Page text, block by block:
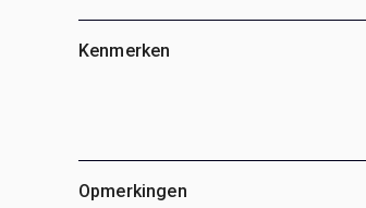
Kenmerken
Opmerkingen